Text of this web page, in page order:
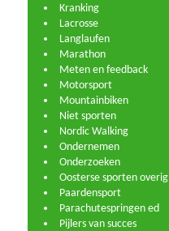
Kranking
Lacrosse
Langlaufen
Marathon
Meten en feedback
Motorsport
Mountainbiken
Niet sporten
Nordic Walking
Ondernemen
Onderzoeken
Oosterse sporten overig
Paardensport
Parachutespringen ed
Pijlers van succes